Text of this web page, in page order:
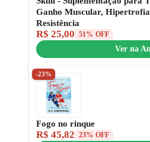
Ganho Muscular,
Resistência
R$ 25,00 51% OFF
Ver na
-23%
Fogo no rinque
R$ 45,82 23% OFF